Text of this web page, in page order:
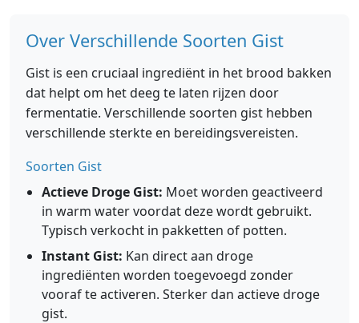
Over Verschillende Soorten Gist
Gist is een cruciaal ingrediënt in het brood bakken
dat helpt om het deeg te laten rijzen door
fermentatie. Verschillende soorten gist hebben
verschillende sterkte en bereidingsvereisten.
Soorten Gist
Actieve Droge Gist: Moet worden geactiveerd
in warm water voordat deze wordt gebruikt.
Typisch verkocht in pakketten of potten.
Instant Gist: Kan direct aan droge
ingrediënten worden toegevoegd zonder
vooraf te activeren. Sterker dan actieve droge
gist.